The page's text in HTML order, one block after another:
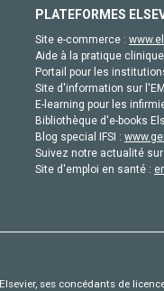
PLATEFORMES
Site e-commerce :
Aide à la pratique
Portail pour les
Site d'information sur
E-learning pour les
Bibliothèque d'e-books
Blog special IFSI :
Suivez notre actualité
Site d'emploi en santé :
ses concédants de